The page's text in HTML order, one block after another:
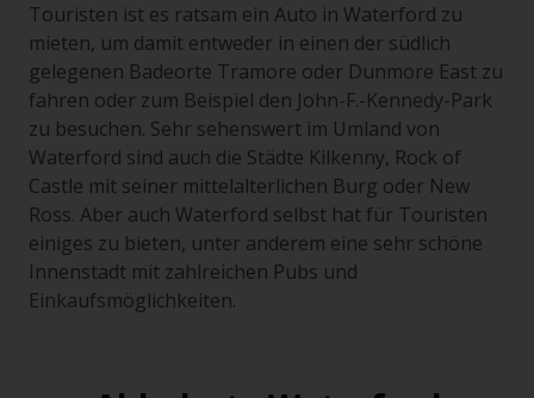
Touristen ist es ratsam ein Auto in Waterford zu
mieten, um damit entweder in einen der südlich
gelegenen Badeorte Tramore oder Dunmore East zu
fahren oder zum Beispiel den John-F.-Kennedy-Park
zu besuchen. Sehr sehenswert im Umland von
Waterford sind auch die Städte Kilkenny, Rock of
Castle mit seiner mittelalterlichen Burg oder New
Ross. Aber auch Waterford selbst hat für Touristen
einiges zu bieten, unter anderem eine sehr schöne
Innenstadt mit zahlreichen Pubs und
Einkaufsmöglichkeiten.